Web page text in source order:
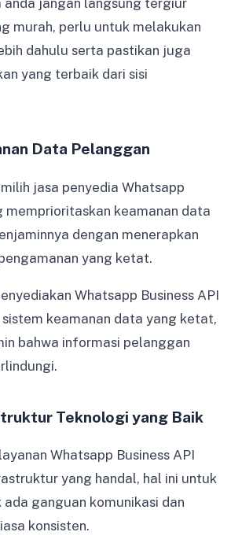
murah, perlu untuk melakukan
dahulu serta pastikan juga
yang terbaik dari sisi
Data Pelanggan
jasa penyedia Whatsapp
memprioritaskan keamanan data
dengan menerapkan
yang ketat.
Whatsapp Business API
keamanan data yang ketat,
bahwa informasi pelanggan
Teknologi yang Baik
Whatsapp Business API
yang handal, hal ini untuk
ganguan komunikasi dan
konsisten.